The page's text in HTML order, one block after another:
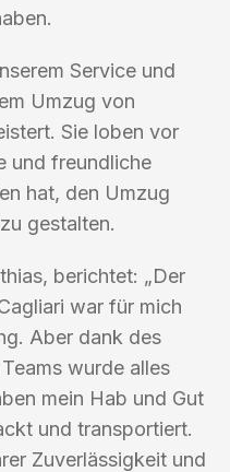
Service und
Umzug von
Sie loben vor
und freundliche
hat, den Umzug
gestalten.
berichtet: „Der
war für mich
Aber dank des
wurde alles
mein Hab und Gut
und transportiert.
Zuverlässigkeit und